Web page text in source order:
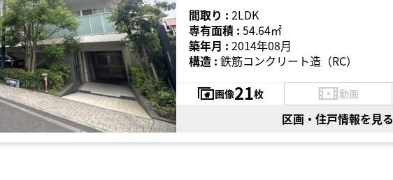
間取り : 2LDK
専有面積 : 54.64㎡
築年月 : 2014年08月
構造 : 鉄筋コンクリート造（RC）
画像21枚 動画
区画・住戸情報を見る